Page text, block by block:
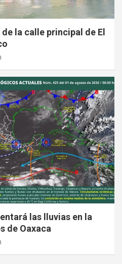
la calle principal de El
las lluvias en la
de Oaxaca